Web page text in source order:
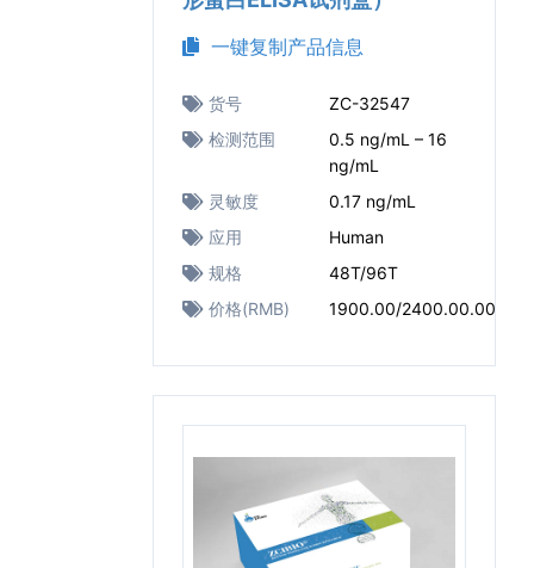
一键复制产品信息
货号
ZC-32547
检测范围
0.5 ng/mL – 16
ng/mL
灵敏度
0.17 ng/mL
应用
Human
规格
48T/96T
价格(RMB)
1900.00/2400.00.00